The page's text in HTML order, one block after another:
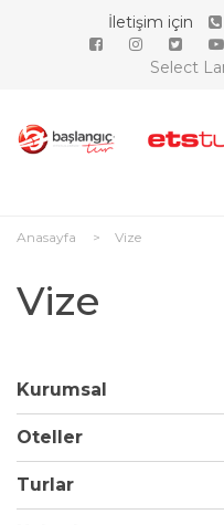
İletişim için
Select
Anasayfa Vize
Vize
Kurumsal
Oteller
Turlar